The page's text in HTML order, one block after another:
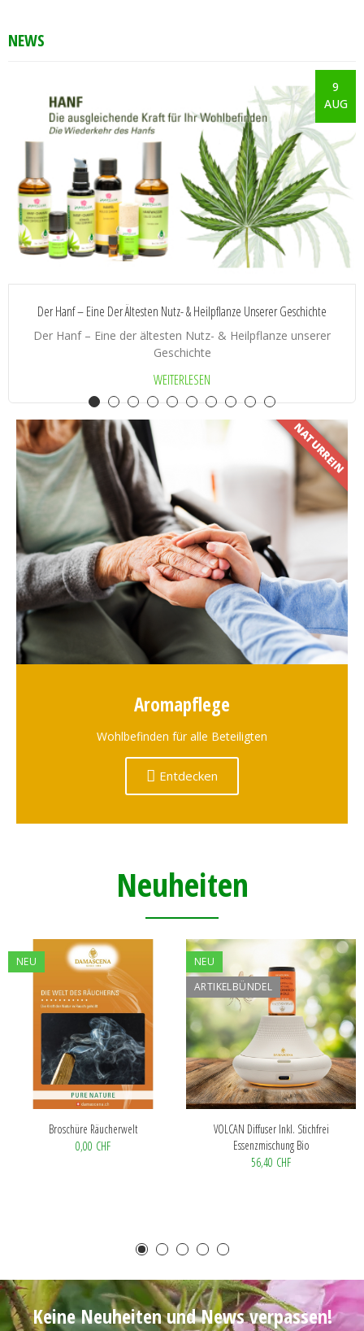
NEWS
9
AUG
Der Hanf – Eine Der Ältesten Nutz- & Heilpflanze Unserer Geschichte
Der Hanf – Eine der ältesten Nutz- & Heilpflanze unserer
Geschichte
WEITERLESEN
Aromapflege
Wohlbefinden für alle Beteiligten
Entdecken
NATURREIN
Neuheiten
NEU
Broschüre Räucherwelt
0,00 CHF
NEU
ARTIKELBÜNDEL
VOLCAN Diffuser Inkl. Stichfrei
Essenzmischung Bio
56,40 CHF
Keine Neuheiten und News verpassen!